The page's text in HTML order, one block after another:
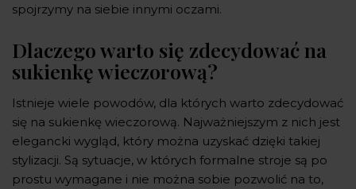
spojrzymy na siebie innymi oczami.
Dlaczego warto się zdecydować na
sukienkę wieczorową?
Istnieje wiele powodów, dla których warto zdecydować
się na sukienkę wieczorową. Najważniejszym z nich jest
elegancki wygląd, który można uzyskać dzięki takiej
stylizacji. Są sytuacje, w których formalne stroje są po
prostu wymagane i nie można sobie pozwolić na to,